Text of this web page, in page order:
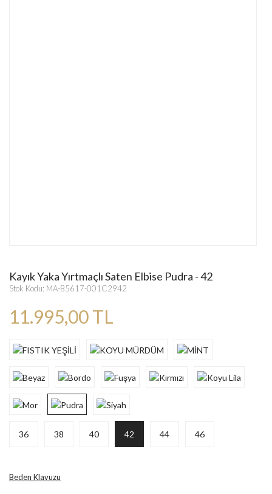
Kayık Yaka Yırtmaçlı Saten Elbise Pudra - 42
Stok Kodu: MA-B5617-001C2942
11.995,00 TL
36 38 40 42 44 46
Beden Klavuzu